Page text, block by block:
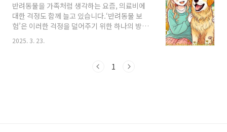
반려동물을 가족처럼 생각하는 요즘, 의료비에
대한 걱정도 함께 늘고 있습니다.‘반려동물 보
험’은 이러한 걱정을 덜어주기 위한 하나의 방법
인데요.과연 보험이 정말 필요한지, 가입 전 무엇
을 고려해야 할지 자세히 알아보겠습니다.---1.
평균 1~3만 원*중성화 수술: 고양이 약 15~25만
2025. 3. 23.
1